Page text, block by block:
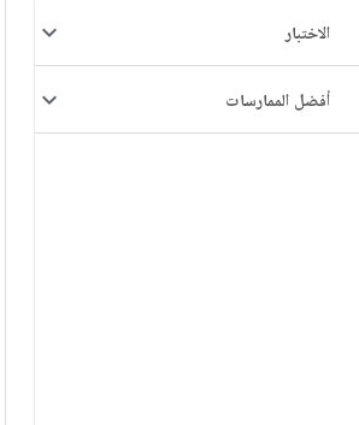
الاختبار
أفضل الممارسات